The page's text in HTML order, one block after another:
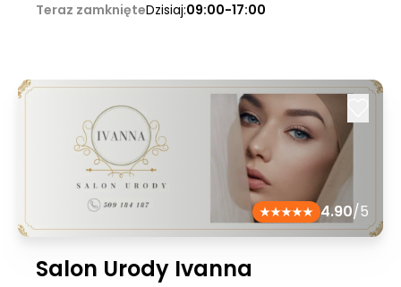
Teraz zamknięteDzisiaj:09:00-17:00
4.90/5
Salon Urody Ivanna